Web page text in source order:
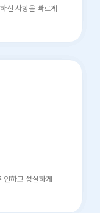
신 사항을 빠르게
인하고 성실하게